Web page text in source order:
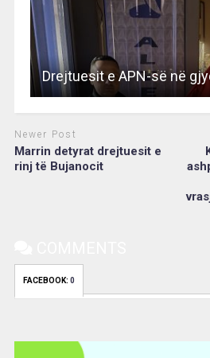
Drejtuesit e APN-së në
Newer Post
Marrin detyrat drejtuesit e
rinj të Bujanocit
FACEBOOK: 0